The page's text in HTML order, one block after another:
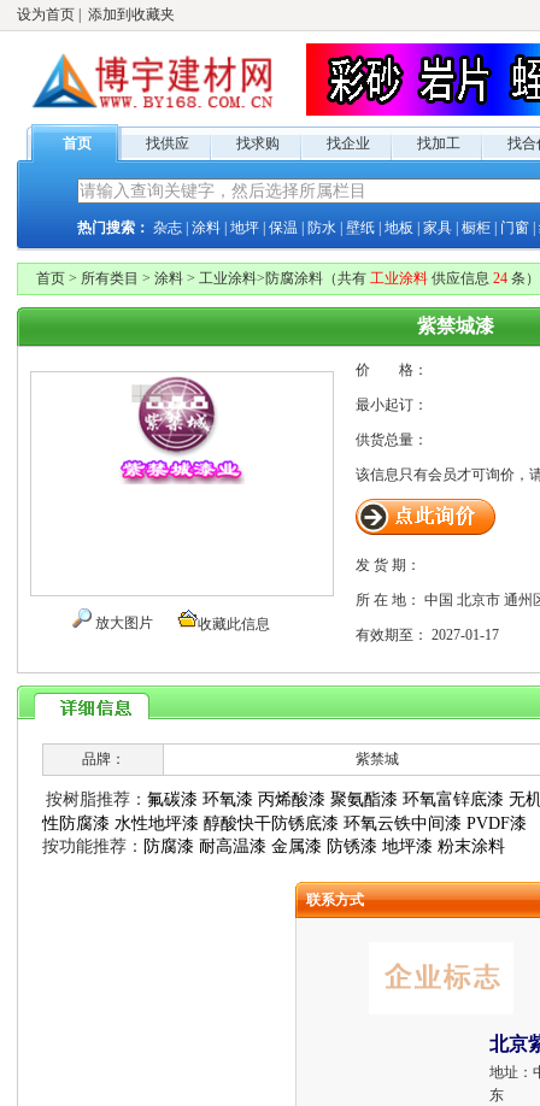
设为首页 添加到收藏夹
首页 找供应 找求购 找企业 找加工 找合
热门搜索： 杂志 涂料 地坪 保温 防水 壁纸 地板 家具 橱柜 门窗
首页 > 所有类目 > 涂料 > 工业涂料>防腐涂料 （共有 工业涂料 供应信息 24 条）
紫禁城漆
放大图片 收藏此信息
价 格：
最小起订：
供货总量：
该信息只有会员才可询价，
发 货 期：
所 在 地： 中国 北京市 通州
有效期至： 2027-01-17
品牌： 紫禁城
按树脂推荐： 氟碳漆 环氧漆 丙烯酸漆 聚氨酯漆 环氧富锌底漆 无
性防腐漆 水性地坪漆 醇酸快干防锈底漆 环氧云铁中间漆 PVDF漆
按功能推荐： 防腐漆 耐高温漆 金属漆 防锈漆 地坪漆 粉末涂料
联系方式
北京
地址：
东